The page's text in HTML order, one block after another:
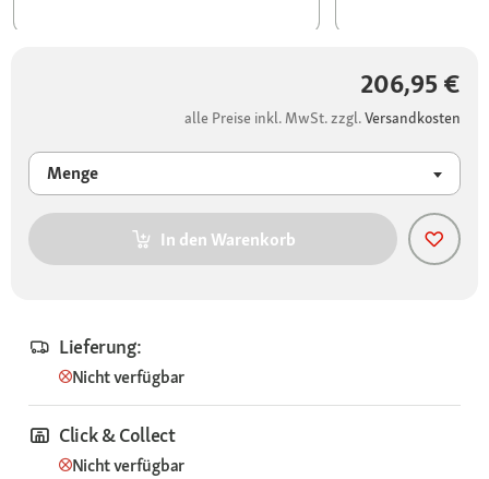
206,95 €
alle Preise inkl. MwSt. zzgl.Versandkosten
Menge
In den Warenkorb
Lieferung:
Nicht verfügbar
Click & Collect
Nicht verfügbar